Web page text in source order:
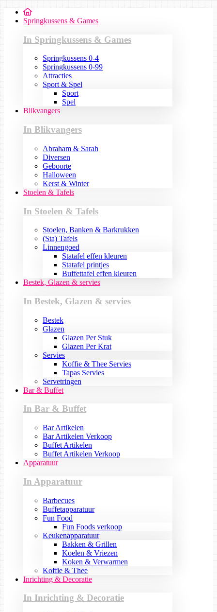
Springkussens & Games
In Springkussens & Games
Springkussens 0-4
Springkussens 0-99
Attracties
Sport & Spel
Sport
Spel
Blikvangers
In Blikvangers
Abraham & Sarah
Diversen
Geboorte
Halloween
Kerst & Winter
Stoelen & Tafels
In Stoelen & Tafels
Stoelen, Banken & Barkrukken
(Sta) Tafels
Linnengoed
Statafel effen kleuren
Statafel printjes
Buffettafel effen kleuren
Bestek, Glazen & servies
In Bestek, Glazen & servies
Bestek
Glazen
Glazen Per Stuk
Glazen Per Krat
Servies
Koffie & Thee Servies
Tapas Servies
Servetringen
Bar & Buffet
In Bar & Buffet
Bar Artikelen
Bar Artikelen Verkoop
Buffet Artikelen
Buffet Artikelen Verkoop
Apparatuur
In Apparatuur
Barbecues
Buffetapparatuur
Fun Food
Fun Foods verkoop
Keukenapparatuur
Bakken & Grillen
Koelen & Vriezen
Koken & Verwarmen
Koffie & Thee
Inrichting & Decoratie
In Inrichting & Decoratie